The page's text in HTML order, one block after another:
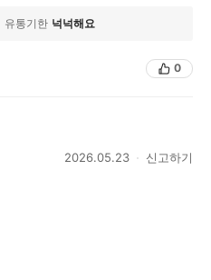
유통기한 넉넉해요
0
2026.05.23 신고하기